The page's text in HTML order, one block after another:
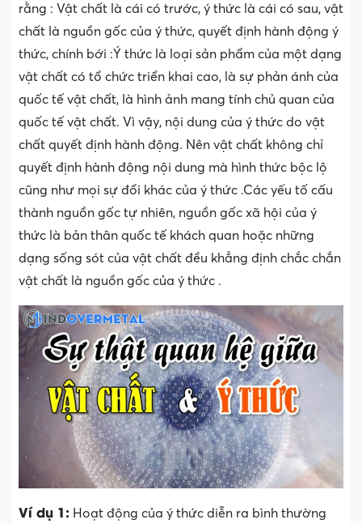
rằng : Vật chất là cái có trước, ý thức là cái có sau, vật
chất là nguồn gốc của ý thức, quyết định hành động ý
thức, chính bới :Ý thức là loại sản phẩm của một dạng
vật chất có tổ chức triển khai cao, là sự phản ánh của
quốc tế vật chất, là hình ảnh mang tính chủ quan của
quốc tế vật chất. Vì vậy, nội dung của ý thức do vật
chất quyết định hành động. Nên vật chất không chỉ
quyết định hành động nội dung mà hình thức bộc lộ
cũng như mọi sự đổi khác của ý thức .Các yếu tố cấu
thành nguồn gốc tự nhiên, nguồn gốc xã hội của ý
thức là bản thân quốc tế khách quan hoặc những
dạng sống sót của vật chất đều khẳng định chắc chắn
vật chất là nguồn gốc của ý thức .
Ví dụ 1: Hoạt động của ý thức diễn ra bình thường